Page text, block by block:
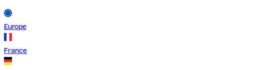
Europe
France